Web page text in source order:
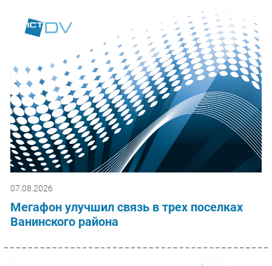
07.08.2026
Мегафон улучшил связь в трех поселках
Ванинского района